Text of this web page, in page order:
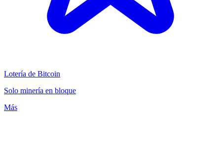
Lotería de Bitcoin
Solo minería en bloque
Más